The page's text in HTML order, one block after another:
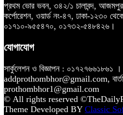
প্রথম ভোর ভবন, ৩৪২/১ চালাবন্দ, আজমপুর,
কর্পোরেশন, ওয়ার্ড নং-৪৭, ঢাকা-১২৩০
০১৭১০-৯৫৫৪৭০, ০১৭৩২-৫৪৮৪২৬।
যোগাযোগ
সার্কুলেশন ও বিজ্ঞাপন : ০১৭২৭৬৬১৮৬১ ।
addprothombhor@gmail.com,
prothombhor1@gmail.com
© All rights reserved
Theme Developed BY Classic